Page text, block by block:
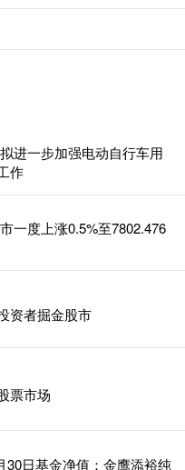
进一步加强电动自行车用
作
一度上涨0.5%至7802.476
资者掘金股市
票市场
30日基金净值：金鹰添裕纯